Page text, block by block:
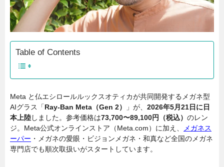
Table of Contents
Meta と仏エシロールルックスオティカが共同開発するメガネ型
AIグラス「Ray-Ban Meta（Gen 2） 」が、 2026年5月21日に日
本上陸しました。参考価格は73,700〜89,100円（税込） のレン
ジ。Meta公式オンラインストア（Meta.com）に加え、
メガネス
ーパー ・メガネの愛眼・ビジョンメガネ・和真など全国のメガネ
専門店でも順次取扱いがスタートしています。